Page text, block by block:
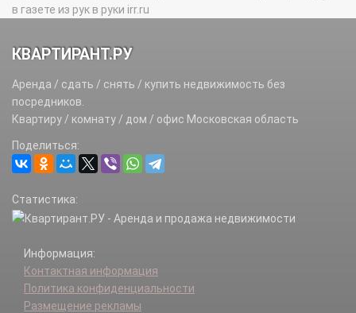
в газете из рук в руки irr.ru
КВАРТИРАНТ.РУ
Аренда / сдать / снять / купить недвижимость без
посредников.
Квартиру / комнату / дом / офис Московская область
Поделиться:
Статистика:
Информация:
Контактная информация
Политика конфиденциальности
Размещение рекламы